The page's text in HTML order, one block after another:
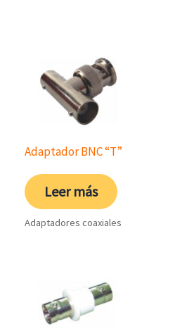
Adaptador BNC “T”
Leer más
Adaptadores coaxiales